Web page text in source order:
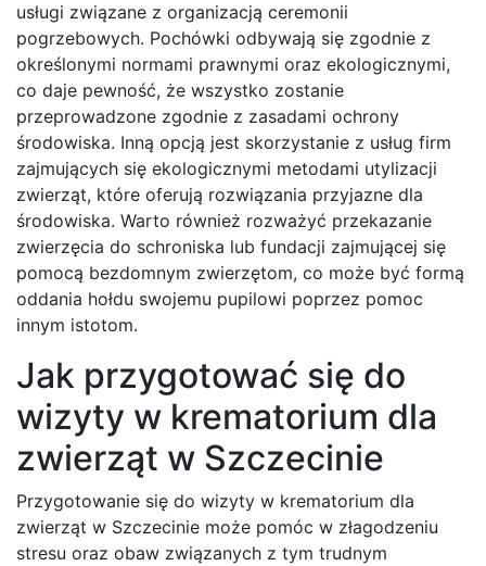
usługi związane z organizacją ceremonii
pogrzebowych. Pochówki odbywają się zgodnie z
określonymi normami prawnymi oraz ekologicznymi,
co daje pewność, że wszystko zostanie
przeprowadzone zgodnie z zasadami ochrony
środowiska. Inną opcją jest skorzystanie z usług firm
zajmujących się ekologicznymi metodami utylizacji
zwierząt, które oferują rozwiązania przyjazne dla
środowiska. Warto również rozważyć przekazanie
zwierzęcia do schroniska lub fundacji zajmującej się
pomocą bezdomnym zwierzętom, co może być formą
oddania hołdu swojemu pupilowi poprzez pomoc
innym istotom.
Jak przygotować się do
wizyty w krematorium dla
zwierząt w Szczecinie
Przygotowanie się do wizyty w krematorium dla
zwierząt w Szczecinie może pomóc w złagodzeniu
stresu oraz obaw związanych z tym trudnym